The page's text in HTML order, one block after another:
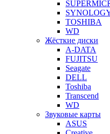
TOSHIBA
WD
Жёсткие диски
A-DATA
FUJITSU
Seagate
DELL
Toshiba
Transcend
WD
Звуковые карты
ASUS